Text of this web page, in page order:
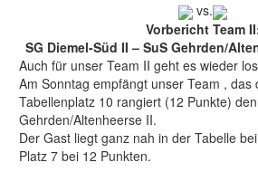
vs.
Vorbericht Team
SG Diemel-Süd II – SuS Gehrden/
Auch für unser Team II geht es wieder
Am Sonntag empfängt unser Team , das
Tabellenplatz 10 rangiert (12 Punkte)
Gehrden/Altenheerse II.
Der Gast liegt ganz nah in der Tabelle
Platz 7 bei 12 Punkten.